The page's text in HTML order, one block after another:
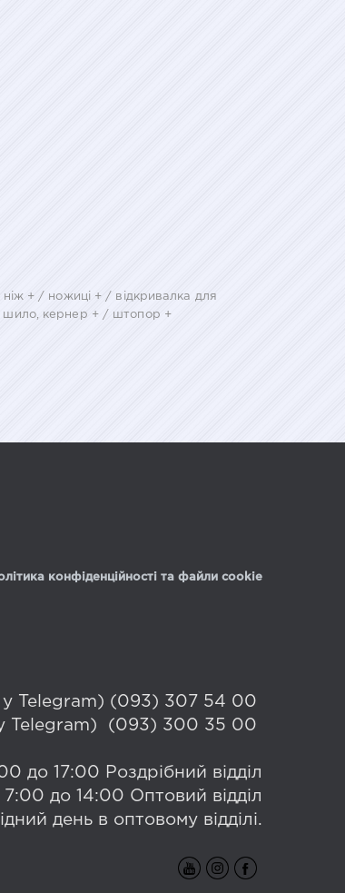
+ / ножиці + / відкривалка для
шило, кернер + / штопор +
конфіденційності та файли cookie
у Telegram) (093) 307 54 00
у Telegram) (093) 300 35 00
до 17:00 Роздрібний відділ
7:00 до 14:00 Оптовий відділ
день в оптовому відділі.